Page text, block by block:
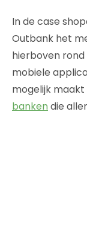
In de case
Outbank het
hierboven rond
mobiele
mogelijk maakt
banken die